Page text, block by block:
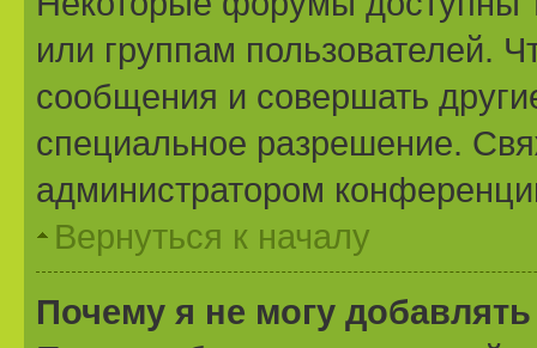
или группам пользователей.
сообщения и совершать
специальное разрешение.
администратором
Вернуться к началу
Почему я не могу